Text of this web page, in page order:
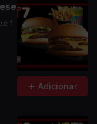
1
Adicionar